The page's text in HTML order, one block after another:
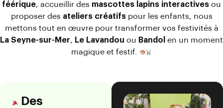
féérique, accueillir des mascottes lapins interactives ou
proposer des ateliers créatifspour les enfants, nous
mettons tout en œuvre pour transformer vos festivités à
La Seyne-sur-Mer, Le Lavandou ou Bandol en un moment
magique et festif.
Des